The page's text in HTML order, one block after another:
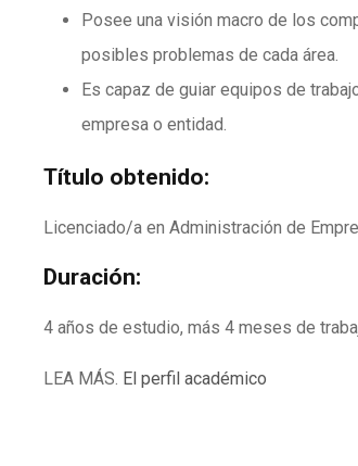
Posee una visión macro de los
posibles problemas de cada área.
Es capaz de guiar equipos de
empresa o entidad.
Título obtenido:
Licenciado/a en Administración de
Duración:
4 años de estudio, más 4 meses de
LEA MÁS. El perfil académico